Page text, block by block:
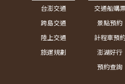
台澎交通
跨島交通
陸上交通
旅運規劃
交通船購
景點預約
計程車預
澎湖好行
預約查詢